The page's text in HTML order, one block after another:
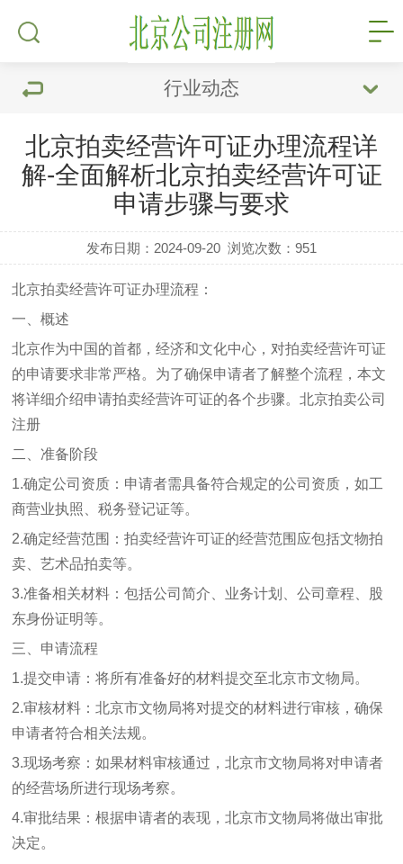
行业动态
北京拍卖经营许可证办理流程详
解-全面解析北京拍卖经营许可证
申请步骤与要求
发布日期：2024-09-20 浏览次数：951
北京拍卖经营许可证办理流程：
一、概述
北京作为中国的首都，经济和文化中心，对拍卖经营许可证
的申请要求非常严格。为了确保申请者了解整个流程，本文
将详细介绍申请拍卖经营许可证的各个步骤。北京拍卖公司
注册
二、准备阶段
1.确定公司资质：申请者需具备符合规定的公司资质，如工
商营业执照、税务登记证等。
2.确定经营范围：拍卖经营许可证的经营范围应包括文物拍
卖、艺术品拍卖等。
3.准备相关材料：包括公司简介、业务计划、公司章程、股
东身份证明等。
三、申请流程
1.提交申请：将所有准备好的材料提交至北京市文物局。
2.审核材料：北京市文物局将对提交的材料进行审核，确保
申请者符合相关法规。
3.现场考察：如果材料审核通过，北京市文物局将对申请者
的经营场所进行现场考察。
4.审批结果：根据申请者的表现，北京市文物局将做出审批
决定。